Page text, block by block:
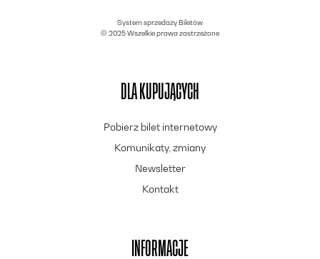
System sprzedaży Biletów
© 2025 Wszelkie prawa zastrzeżone
DLA KUPUJĄCYCH
Pobierz bilet internetowy
Komunikaty, zmiany
Newsletter
Kontakt
INFORMACJE